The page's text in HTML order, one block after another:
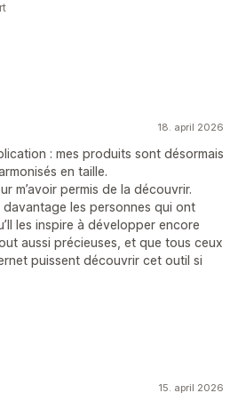
18. april 2026
: mes produits sont désormais
en taille.
m’avoir permis de la découvrir.
les personnes qui ont
les inspire à développer encore
aussi précieuses, et que tous ceux
puissent découvrir cet outil si
15. april 2026